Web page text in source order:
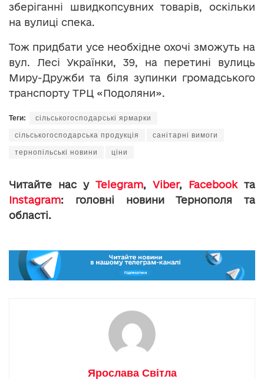
зберіганні швидкопсувних товарів, оскільки
на вулиці спека.
Тож придбати усе необхідне охочі зможуть на
вул. Лесі Українки, 39, на перетині вулиць
Миру-Дружби та біля зупинки громадського
транспорту ТРЦ «Подоляни».
Теги: сільськогосподарські ярмарки
сільськогосподарська продукція санітарні вимоги
тернопільські новини ціни
Читайте нас у Telegram, Viber, Facebookта
Instagram: головні новини Тернополя та
області.
Ярослава Світла